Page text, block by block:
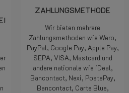
ZAHLUNGSMETHODE
Wir bieten mehrere
Zahlungsmethoden wie Wero,
PayPal, Google Pay, Apple Pay,
SEPA, VISA, Mastcard und
andere nationale wie iDeal,
Bancontact, Nexi, PostePay,
Bancontact, Carte Blue,